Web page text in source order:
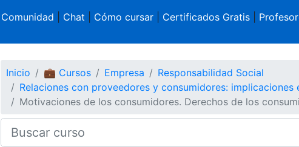
Comunidad Chat Cómo cursar| Certificados Gratis|
Inicio 💼 Cursos Empresa
Responsabilidad Social
Relaciones con proveedores y consumidores: implicaciones
Motivaciones de los consumidores. Derechos de los